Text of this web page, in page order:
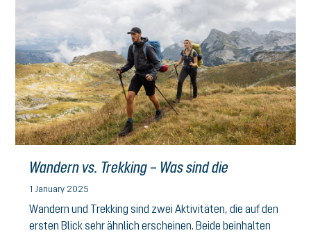
Wandern vs. Trekking – Was sind die
Unterschiede?
1 January 2025
Wandern und Trekking sind zwei Aktivitäten, die auf den
ersten Blick sehr ähnlich erscheinen. Beide beinhalten